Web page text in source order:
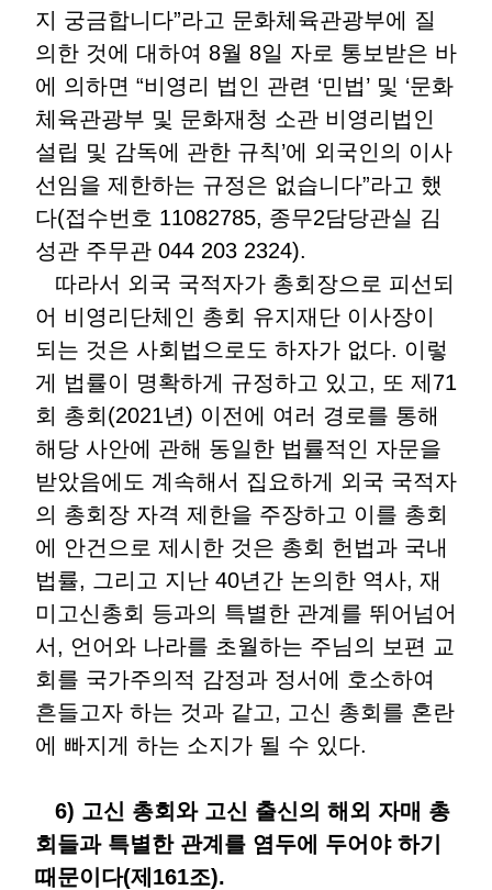
지 궁금합니다”라고 문화체육관광부에 질
의한 것에 대하여 8월 8일 자로 통보받은 바
에 의하면 “비영리 법인 관련 ‘민법’ 및 ‘문화
체육관광부 및 문화재청 소관 비영리법인
설립 및 감독에 관한 규칙’에 외국인의 이사
선임을 제한하는 규정은 없습니다”라고 했
다(접수번호 11082785, 종무2담당관실 김
성관 주무관 044 203 2324).
따라서 외국 국적자가 총회장으로 피선되
어 비영리단체인 총회 유지재단 이사장이
되는 것은 사회법으로도 하자가 없다. 이렇
게 법률이 명확하게 규정하고 있고, 또 제71
회 총회(2021년) 이전에 여러 경로를 통해
해당 사안에 관해 동일한 법률적인 자문을
받았음에도 계속해서 집요하게 외국 국적자
의 총회장 자격 제한을 주장하고 이를 총회
에 안건으로 제시한 것은 총회 헌법과 국내
법률, 그리고 지난 40년간 논의한 역사, 재
미고신총회 등과의 특별한 관계를 뛰어넘어
서, 언어와 나라를 초월하는 주님의 보편 교
회를 국가주의적 감정과 정서에 호소하여
흔들고자 하는 것과 같고, 고신 총회를 혼란
에 빠지게 하는 소지가 될 수 있다.
6) 고신 총회와 고신 출신의 해외 자매 총
회들과 특별한 관계를 염두에 두어야 하기
때문이다(제161조).